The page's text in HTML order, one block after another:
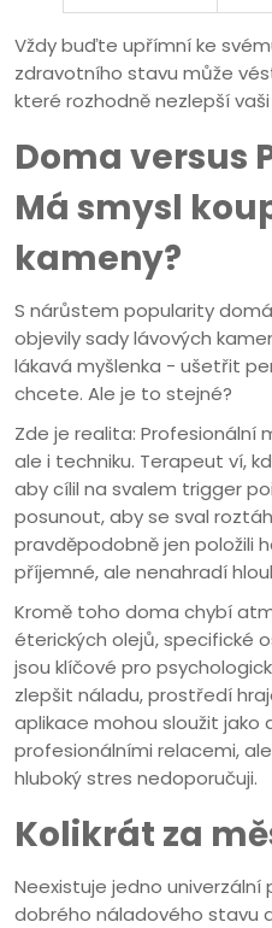
Vždy buďte upřímní ke
zdravotního stavu může
které rozhodně nezlepší
Doma versus
Má smysl
kameny?
S nárůstem popularity
objevily sady lávových
lákavá myšlenka - ušetřit
chcete. Ale je to stejné?
Zde je realita: Profesionální
ale i techniku. Terapeut ví,
aby cílil na svalem trigger
posunout, aby se sval
pravděpodobně jen položili
příjemné, ale nenahradí
Kromě toho doma chybí
éterických olejů, specifické
jsou klíčové pro
zlepšit náladu, prostředí
aplikace mohou sloužit jako
profesionálními relacemi,
hluboký stres nedoporučuji.
Kolikrát za
Neexistuje jedno univerzální
dobrého náladového stavu